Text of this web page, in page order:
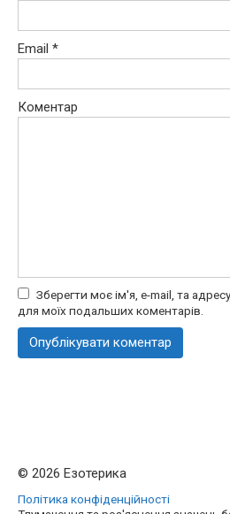
Email *
Коментар
Зберегти моє ім'я, e-mail, та
для моїх подальших коментарів.
© 2026 Езотерика
Політика конфіденційності